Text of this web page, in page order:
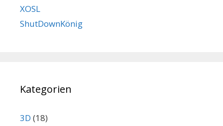
XOSL
ShutDownKönig
Kategorien
3D (18)